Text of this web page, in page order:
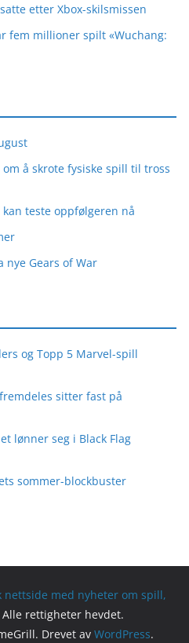
etter Xbox-skilsmissen
fem millioner spilt «Wuchang:
å skrote fysiske spill til tross
teste oppfølgeren nå
Gears of War
og Topp 5 Marvel-spill
sitter fast på
lønner seg i Black Flag
sommer-blockbuster
nettside med nyheter om spill,
Alle rettigheter hevdet.
Drevet av WordPress.